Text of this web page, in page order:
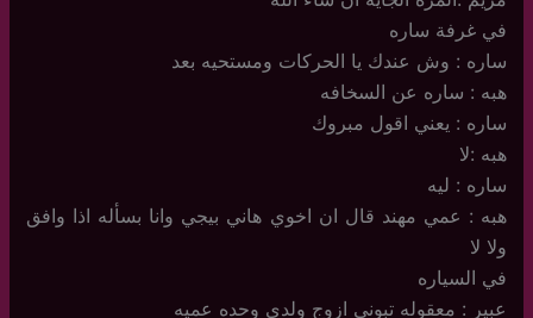
في غرفة ساره
ساره : وش عندك يا الحركات ومستحيه بعد
هبه : ساره عن السخافه
ساره : يعني اقول مبروك
هبه :لا
ساره : ليه
هبه : عمي مهند قال ان اخوي هاني بيجي وانا بسأله اذا وافق
ولا لا
في السياره
عبير : معقوله تبوني ازوج ولدي وحده عميه